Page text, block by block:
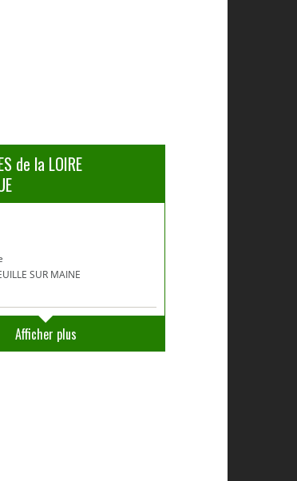
de la LOIRE
SUR MAINE
Afficher plus